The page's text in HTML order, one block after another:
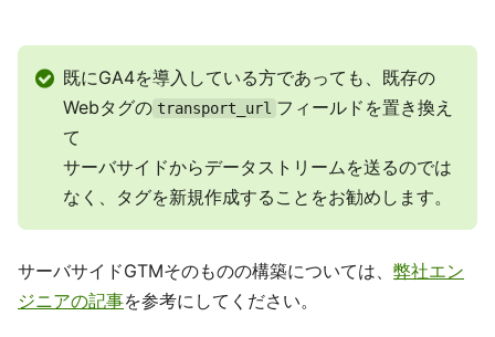
既にGA4を導入している方であっても、既存の
Webタグの transport_url フィールドを置き換え
て
サーバサイドからデータストリームを送るのでは
なく、タグを新規作成することをお勧めします。
サーバサイドGTMそのものの構築については、 弊社エン
ジニアの記事を参考にしてください。